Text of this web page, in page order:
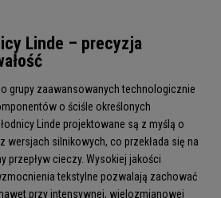
Linde – precyzja
grupy zaawansowanych technologicznie
o ściśle określonych
Linde projektowane są z myślą o
wersjach silnikowych, co przekłada się na
przepływ cieczy. Wysokiej jakości
tekstylne pozwalają zachować
przy intensywnej, wielozmianowej